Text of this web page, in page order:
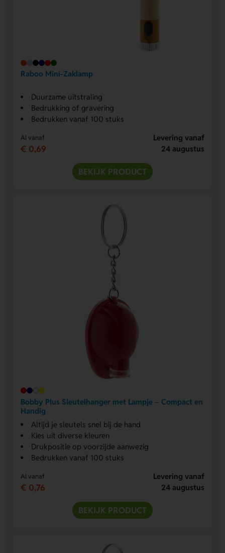
Raboo Mini-Zaklamp
Duurzame uitstraling
Bedrukking of gravering
Bedrukken vanaf 100 stuks
Al vanaf
€ 0,69
Levering vanaf
24 augustus
BEKIJK PRODUCT
Bobby Plus Sleutelhanger met Lampje – Compact en
Handig
Altijd je sleutels snel bij de hand
Kies uit diverse kleuren
Drukpositie op voorzijde aanwezig
Bedrukken vanaf 100 stuks
Al vanaf
€ 0,76
Levering vanaf
24 augustus
BEKIJK PRODUCT